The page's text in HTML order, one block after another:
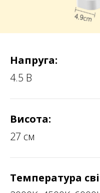
Напруга:
4.5 В
Висота:
27 см
Температура